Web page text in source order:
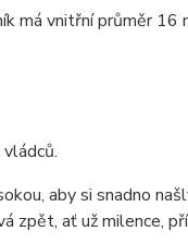
má vnitřní průměr 16
aby si snadno
zpět, ať už milence,